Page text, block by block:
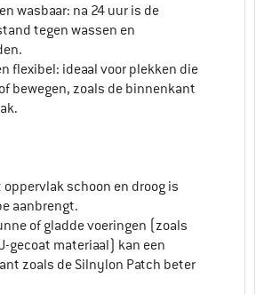
wasbaar: na 24 uur is de
tegen wassen en
flexibel: ideaal voor plekken die
bewegen, zoals de binnenkant
oppervlak schoon en droog is
aanbrengt.
of gladde voeringen (zoals
gecoat materiaal) kan een
zoals de Silnylon Patch beter